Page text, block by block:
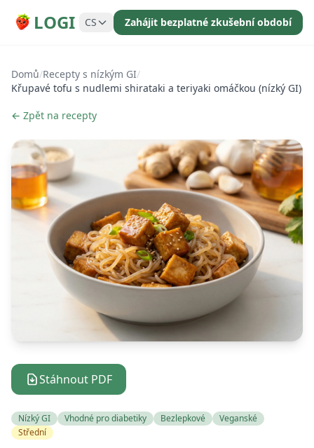
LOGI CS Zahájit bezplatné zkušební období
Domů/Recepty s nízkým GI/
Křupavé tofu s nudlemi shirataki a teriyaki omáčkou (nízký GI)
← Zpět na recepty
Stáhnout PDF
Nízký GI Vhodné pro diabetiky Bezlepkové
Veganské
Střední